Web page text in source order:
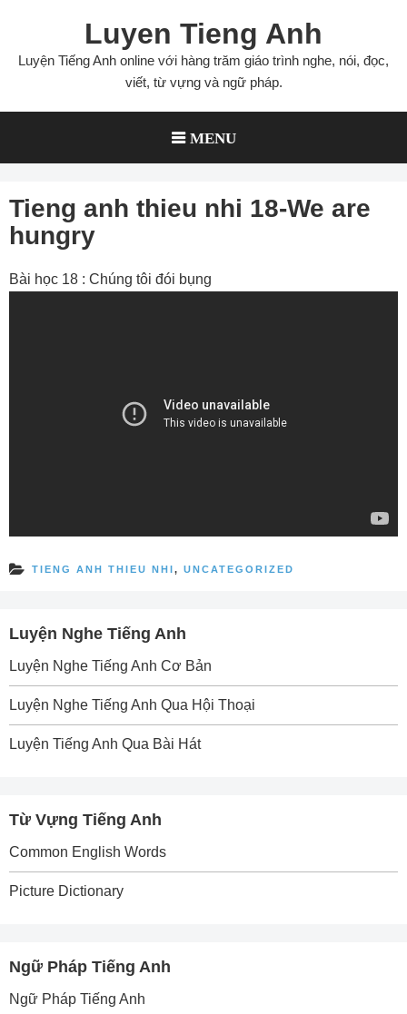
content
Luyen Tieng Anh
Luyện Tiếng Anh online với hàng trăm giáo trình nghe, nói, đọc,
viết, từ vựng và ngữ pháp.
MENU
Tieng anh thieu nhi 18-We are
hungry
Bài học 18 : Chúng tôi đói bụng
TIENG ANH THIEU NHI, UNCATEGORIZED
Luyện Nghe Tiếng Anh
Luyện Nghe Tiếng Anh Cơ Bản
Luyện Nghe Tiếng Anh Qua Hội Thoại
Luyện Tiếng Anh Qua Bài Hát
Từ Vựng Tiếng Anh
Common English Words
Picture Dictionary
Ngữ Pháp Tiếng Anh
Ngữ Pháp Tiếng Anh